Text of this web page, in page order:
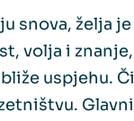
snova, želja
volja i
uspjehu.